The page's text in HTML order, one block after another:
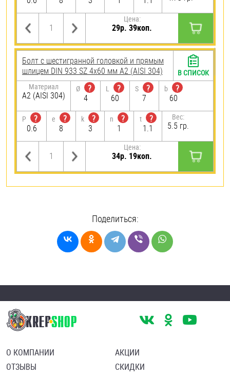
Цена:
29р. 39коп.
Болт с шестигранной головкой и прямым
шлицем DIN 933 SZ 4х60 мм А2 (AISI 304)
Материал
А2 (AISI 304)
Ø
?
4
L
?
60
S
?
7
b
?
60
P
?
0.6
e
?
8
k
?
3
n
?
1
t
?
1.1
Вес:
5.5 гр.
Цена:
34р. 19коп.
В СПИСОК
Поделиться:
О КОМПАНИИ
ОТЗЫВЫ
АКЦИИ
СКИДКИ